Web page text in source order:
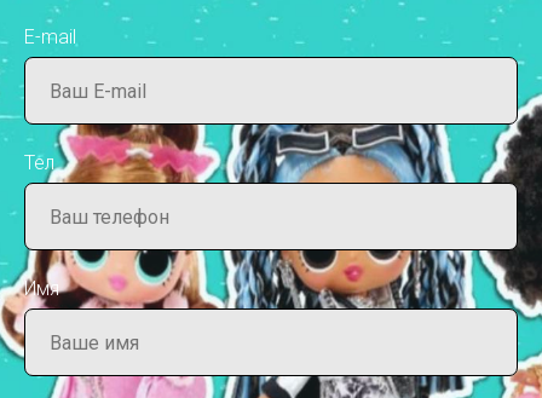
E-mail
Тел
Имя